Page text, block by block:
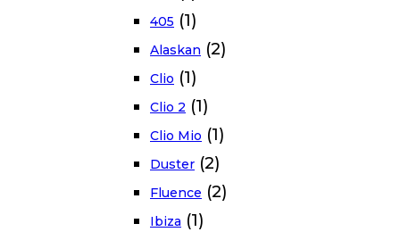
405 (1)
Alaskan (2)
Clio (1)
Clio 2 (1)
Clio Mio (1)
Duster (2)
Fluence (2)
Ibiza (1)